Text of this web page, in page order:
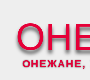
ОНЕЖАНЕ,